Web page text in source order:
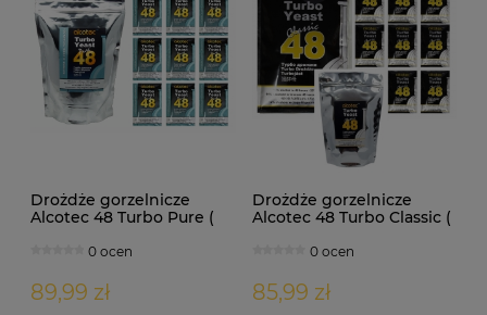
Drożdże gorzelnicze
Alcotec 48 Turbo Pure (
0 ocen
89,99 zł
Drożdże gorzelnicze
Alcotec 48 Turbo Classic (
0 ocen
85,99 zł